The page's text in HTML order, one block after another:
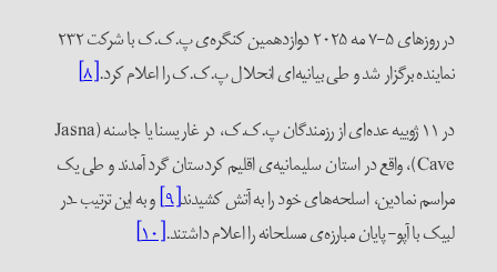
در روزهای ۵-۷ مه ۲۰۲۵ دوازدهمین کنگره‌ی پ.ک.ک با شرکت ۲۳۲
نماینده برگزار شد و طی بیانیه‌ای انحلال پ.ک.ک را اعلام کرد.[۸]
در ۱۱ ژوییه عده‌ای از رزمندگان پ.ک.ک، در غار یسنا یا جاسنه (Jasna
Cave)، واقع در استان سلیمانیه‌ی اقلیم کردستان گرد آمدند و طی یک
مراسم نمادین، اسلحه‌های خود را به آتش کشیدند[۹] و به این ترتیب –در
لبیک با آپو- پایان مبارزه‌ی مسلحانه را اعلام داشتند.[۱۰]